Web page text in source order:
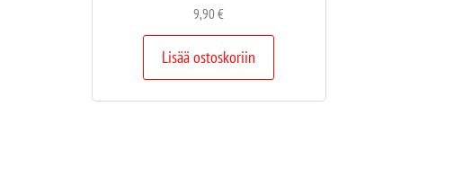
9,90€
Lisää ostoskoriin